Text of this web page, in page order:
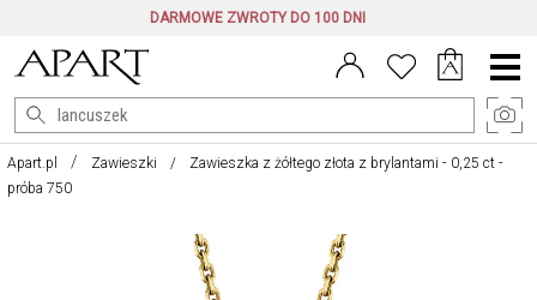
DARMOWE ZWROTY DO 100 DNI
Menu
główne
Apart.pl Zawieszki
Zawieszka z żółtego złota z brylantami - 0,25 ct -
próba 750